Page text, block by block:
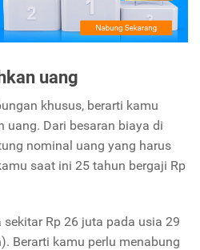
uang
khusus, berarti kamu
uang. Dari besaran biaya di
nominal uang yang harus
saat ini 25 tahun bergaji Rp
Rp 26 juta pada usia 29
Berarti kamu perlu menabung